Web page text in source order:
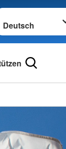
wechseln zu